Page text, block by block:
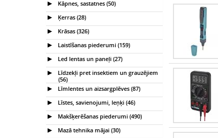
Kāpnes, sastatnes (50)
Ķerras (28)
Krāsas (326)
Laistīšanas piederumi (159)
Led lentas un paneļi (27)
Līdzekļi pret insektiem un grauzējiem
(56)
Līmlentes un aizsargplēves (87)
Līstes, savienojumi, leņķi (46)
Makšķerēšanas piederumi (490)
Mazā tehnika mājai (30)